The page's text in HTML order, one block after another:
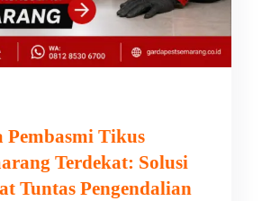
Pembasmi Tikus
Terdekat: Solusi
Tuntas Pengendalian